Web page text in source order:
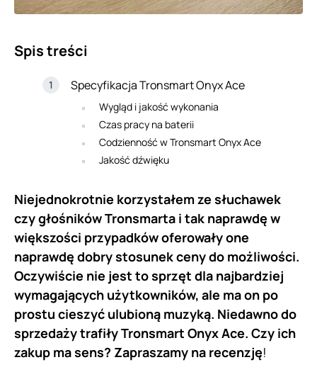
Spis treści
Specyfikacja Tronsmart Onyx Ace
Wygląd i jakość wykonania
Czas pracy na baterii
Codzienność w Tronsmart Onyx Ace
Jakość dźwięku
Niejednokrotnie korzystałem ze słuchawek
czy głośników Tronsmarta i tak naprawdę w
większości przypadków oferowały one
naprawdę dobry stosunek ceny do możliwości.
Oczywiście nie jest to sprzęt dla najbardziej
wymagających użytkowników, ale ma on po
prostu cieszyć ulubioną muzyką. Niedawno do
sprzedaży trafiły Tronsmart Onyx Ace. Czy ich
zakup ma sens? Zapraszamy na recenzję!